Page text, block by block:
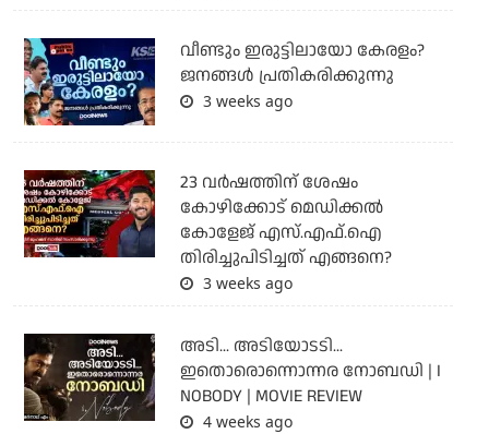
വീണ്ടും ഇരുട്ടിലായോ കേരളം?
ജനങ്ങൾ പ്രതികരിക്കുന്നു
3 weeks ago
23 വർഷത്തിന് ശേഷം
കോഴിക്കോട് മെഡിക്കൽ
കോളേജ് എസ്.എഫ്.ഐ
തിരിച്ചുപിടിച്ചത് എങ്ങനെ?
3 weeks ago
അടി... അടിയോടടി...
ഇതൊരൊന്നൊന്നര നോബഡി | I
NOBODY | MOVIE REVIEW
4 weeks ago